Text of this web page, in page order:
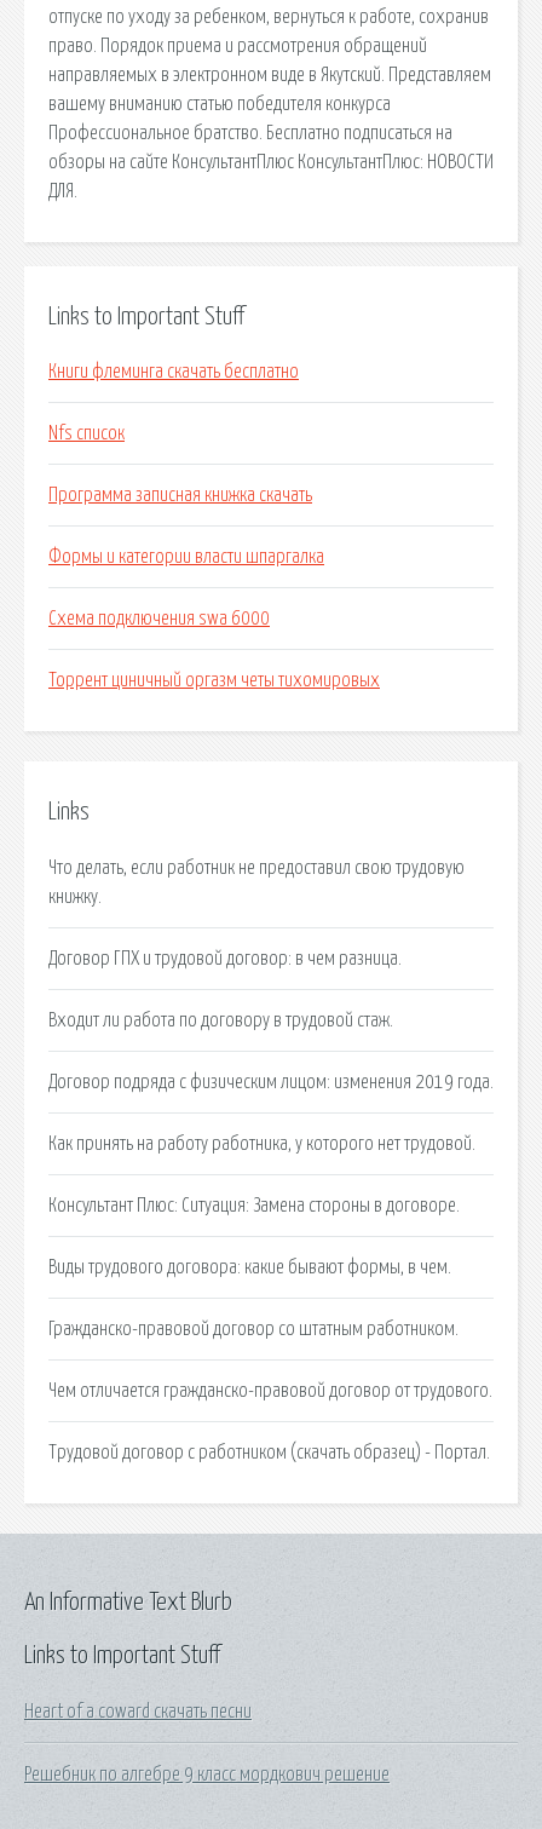
отпуске по уходу за ребенком, вернуться к работе, сохранив
право. Порядок приема и рассмотрения обращений
направляемых в электронном виде в Якутский. Представляем
вашему вниманию статью победителя конкурса
Профессиональное братство. Бесплатно подписаться на
обзоры на сайте КонсультантПлюс КонсультантПлюс: НОВОСТИ
ДЛЯ.
Links to Important Stuff
Книги флеминга скачать бесплатно
Nfs список
Программа записная книжка скачать
Формы и категории власти шпаргалка
Схема подключения swa 6000
Торрент циничный оргазм четы тихомировых
Links
Что делать, если работник не предоставил свою трудовую
книжку.
Договор ГПХ и трудовой договор: в чем разница.
Входит ли работа по договору в трудовой стаж.
Договор подряда с физическим лицом: изменения 2019 года.
Как принять на работу работника, у которого нет трудовой.
Консультант Плюс: Ситуация: Замена стороны в договоре.
Виды трудового договора: какие бывают формы, в чем.
Гражданско-правовой договор со штатным работником.
Чем отличается гражданско-правовой договор от трудового.
Трудовой договор с работником (скачать образец) - Портал.
Links to Important Stuff
Heart of a coward скачать песни
Решебник по алгебре 9 класс мордкович решение
An Informative Text Blurb